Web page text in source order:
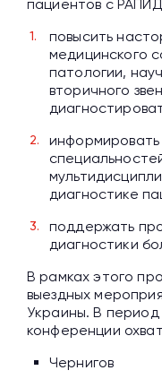
пациентов с
повысить
медицинского
патологии,
вторичного
диагностике
поддержать
диагностики
В рамках этого
выездных
Украины. В период
конференции
Чернигов